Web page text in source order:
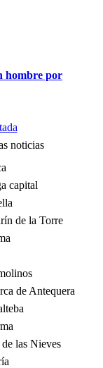
hombre por
noticias
capital
de la Torre
de Antequera
de las Nieves